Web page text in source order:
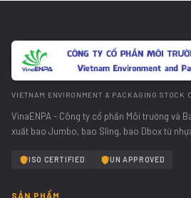
VIETNAM ENVIRONMENT & PACKAGING STOCK
VinaENPA - Công ty cổ phần Môi trường và
xuất bao Jumbo, bao Sling, bao Dbox từ
ISO CERTIFIED UN APPROVED
SẢN PHẨM